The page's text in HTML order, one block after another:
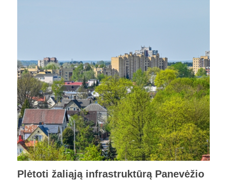
Plėtoti žaliąją infrastruktūrą Panevėžio